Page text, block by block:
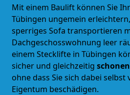
Mit einem Baulift können Sie
Tübingen ungemein
sperriges Sofa transportieren
Dachgeschosswohnung leer
einem Stecklifte in Tübingen
sicher und gleichzeitig
ohne dass Sie sich dabei
Eigentum beschädigen.